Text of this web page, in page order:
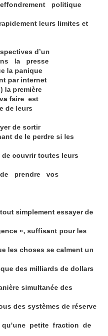
politique
leurs limites et
d’un
la presse
la panique
par internet
la première
faire est
de leurs
de sortir
de le perdre si les
couvrir toutes leurs
prendre vos
simplement essayer de
», suffisant pour les
les choses se calment un
des milliards de dollars
simultanée des
des systèmes de réserve
petite fraction de